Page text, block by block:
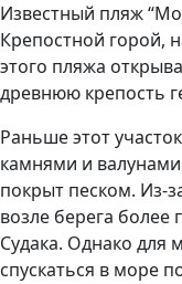
Известный пляж
Крепостной горой,
этого пляжа
древнюю крепость
Раньше этот
камнями и
покрыт песком. Из-
возле берега более
Судака. Однако для
спускаться в море